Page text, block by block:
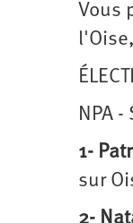
SNCF
LGBTI
Santé
Dans
Vous
NPA -
1-
sur